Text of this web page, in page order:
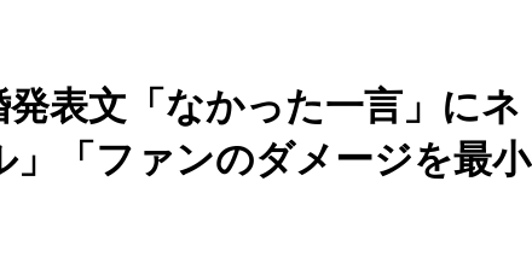
表文「なかった一言」にネ
「ファンのダメージを最小